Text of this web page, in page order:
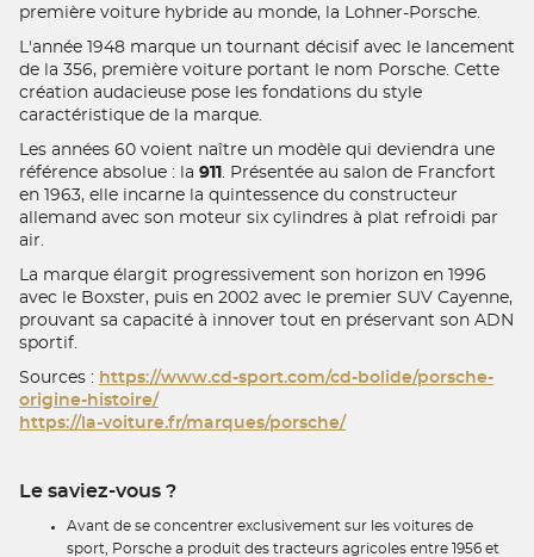
première voiture hybride au monde, la Lohner-Porsche.
L'année 1948 marque un tournant décisif avec le lancement
de la 356, première voiture portant le nom Porsche. Cette
création audacieuse pose les fondations du style
caractéristique de la marque.
Les années 60 voient naître un modèle qui deviendra une
référence absolue : la 911
. Présentée au salon de Francfort
en 1963, elle incarne la quintessence du constructeur
allemand avec son moteur six cylindres à plat refroidi par
air.
La marque élargit progressivement son horizon en 1996
avec le Boxster, puis en 2002 avec le premier SUV Cayenne,
prouvant sa capacité à innover tout en préservant son ADN
sportif.
Sources : https://www.cd-sport.com/cd-bolide/porsche-
origine-histoire/
https://la-voiture.fr/marques/porsche/
Le saviez-vous ?
Avant de se concentrer exclusivement sur les voitures de
sport, Porsche a produit des tracteurs agricoles entre 1956 et